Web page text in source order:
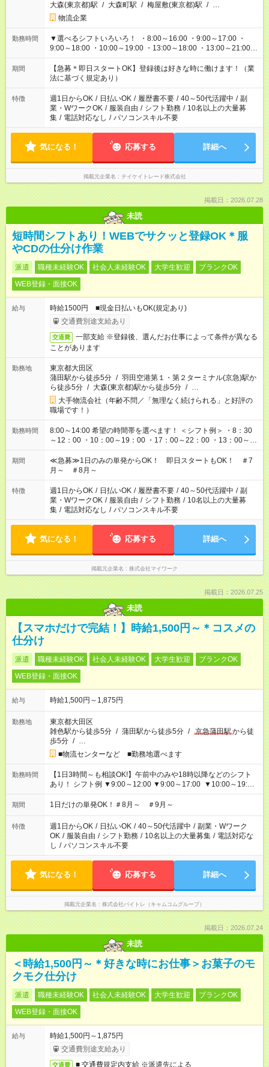
大森(東京都)駅 / 大森町駅 / 梅屋敷(東京都)駅 / …
物流企業
勤務時間
▼選べるシフトいろいろ！ ・8:00～16:00 ・9:00～17:00 ・
9:00～18:00 ・10:00～19:00 ・13:00～18:00 ・13:00～21:00
・22:00～翌6:00 など 上記以外の時間で相談可能なお仕事も！
あなたの希望を教えてください！
期間
【急募＊即日スタートOK】登録後は好きな時に働けます！（業
法に基づく規定あり）
特徴 週1日からOK / 日払いOK / 履歴書不要 / 40～50代活躍中 / 副
業・WワークOK / 服装自由 / シフト勤務 / 10名以上の大量募
集 / 電話対応なし / パソコンスキル不要
気になる！ 応募する 詳細へ
掲載元企業名 テイケイトレード株式会社
掲載日：2026.07.28
未読
短時間シフトあり！WEBでサクッと登録OK＊服
やCDの仕分け作業
派遣 職種未経験OK 社会人未経験OK 大学生歓迎
ブランクOK
WEB登録・面接OK
給与
時給1500円 ■現金日払いもOK(規定あり)
交通費別途支給あり
交通費
一部支給 ※登録後、選んだお仕事によって条件が異なる
ことがあります
勤務地
東京都大田区
蒲田駅から徒歩5分 / 羽田空港第１・第２ターミナル(京急)駅か
ら徒歩5分 / 大森(東京都)駅から徒歩5分 / …
大手物流会社（年齢不問／「無理なく続けられる」と好評の
職場です！）
勤務時間
8:00～14:00 希望の時間帯を選べます！ ＜シフト例＞ ・8：30
～12：00 ・10：00～19：00 ・17：00～22：00 ・13：00～
22：00 ・22：00～翌6：00 など
期間
≪急募≫1日のみの単発からOK！ 即日スタートもOK！ ＃7
月～ ＃8月～
特徴 週1日からOK / 日払いOK / 履歴書不要 / 40～50代活躍中 / 副
業・WワークOK / 服装自由 / シフト勤務 / 10名以上の大量募
集 / 電話対応なし / パソコンスキル不要
気になる！ 応募する 詳細へ
掲載元企業名 株式会社マイワーク
掲載日：2026.07.25
未読
【スマホだけで完結！】時給1,500円～＊コスメの
仕分け
派遣 職種未経験OK 社会人未経験OK 大学生歓迎
ブランクOK
WEB登録・面接OK
給与 時給1,500円～1,875円
勤務地
東京都大田区
雑色駅から徒歩5分 / 蒲田駅から徒歩5分 / 京急蒲田駅から徒
歩5分 / …
■物流センターなど ■勤務地選べます
勤務時間
【1日3時間～も相談OK!】午前中のみや18時以降などのシフト
あり！ シフト例 ▼9:00～12:00 ▼9:00～17:00 ▼10:00～19:00
▼18:00～21:00
期間 1日だけの単発OK！＃8月～ ＃9月～
特徴 週1日からOK / 日払いOK / 40～50代活躍中 / 副業・Wワーク
OK / 服装自由 / シフト勤務 / 10名以上の大量募集 / 電話対応な
し / パソコンスキル不要
気になる！ 応募する 詳細へ
掲載元企業名 株式会社バイトレ（キャムコムグループ）
掲載日：2026.07.24
未読
＜時給1,500円～＊好きな時にお仕事＞お菓子のモ
クモク仕分け
派遣 職種未経験OK 社会人未経験OK 大学生歓迎
ブランクOK
WEB登録・面接OK
給与
時給1,500円～1,875円
交通費別途支給あり
交通費 ■ 交通費規定内支給 ※派遣先による